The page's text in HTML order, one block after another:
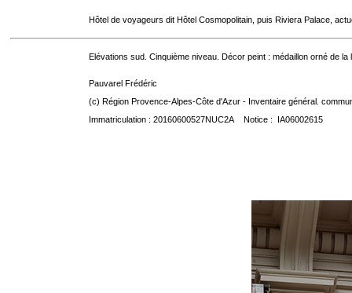
Hôtel de voyageurs dit Hôtel Cosmopolitain, puis Riviera Palace,
Elévations sud. Cinquième niveau. Décor peint : médaillon orné de la
Pauvarel Frédéric
(c) Région Provence-Alpes-Côte d'Azur - Inventaire général.
Immatriculation : 20160600527NUC2A Notice : IA06002615